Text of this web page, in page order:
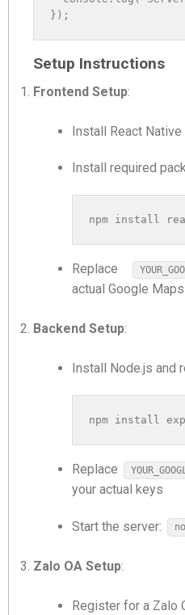
} ) ;
Setup Instructions
Frontend Setup:
Install React
Install required
npm install
Replace
actual Google
Backend Setup:
Install Node.js and
npm install
Replace
your actual keys
Start the server:
Zalo OA Setup:
Register for a Zalo